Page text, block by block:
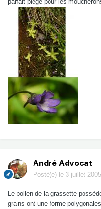
parfait piège pour les
André Advocat
Posté(e) le 3 juillet 2005
Le pollen de la grassette
grains ont une forme